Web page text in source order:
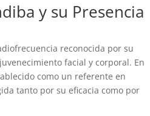
y su Presencia
reconocida por su
facial y corporal. En
como un referente en
tanto por su eficacia como por